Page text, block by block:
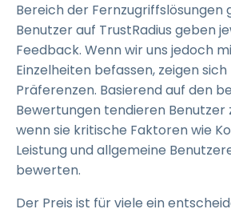
Bereich der Fernzugriffslösungen
Benutzer auf TrustRadius geben
Feedback. Wenn wir uns jedoch
Einzelheiten befassen, zeigen
Präferenzen. Basierend auf den
Bewertungen tendieren Benutzer
wenn sie kritische Faktoren wie
Leistung und allgemeine
bewerten.
Der Preis ist für viele ein